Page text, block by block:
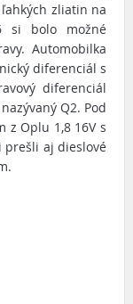
zliatin na
si bolo možné
Automobilka
diferenciál s
diferenciál
Q2. Pod
z Oplu 1,8 16V s
prešli aj dieslové